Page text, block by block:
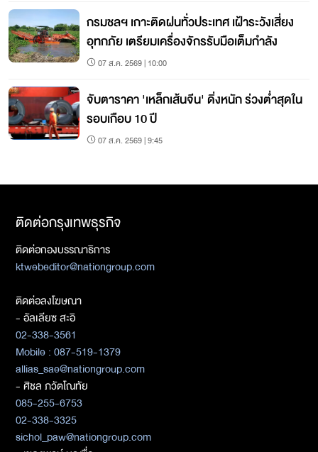
กรมชลฯ เกาะติดฝนทั่วประเทศ เฝ้าระวังเสี่ยง
อุทกภัย เตรียมเครื่องจักรรับมือเต็มกำลัง
07 ส.ค. 2569 | 10:00
จับตาราคา 'เหล็กเส้นจีน' ดิ่งหนัก ร่วงต่ำสุดใน
รอบเกือบ 10 ปี
07 ส.ค. 2569 | 9:45
ติดต่อกรุงเทพธุรกิจ
ติดต่อกองบรรณาธิการ
ktwebeditor@nationgroup.com
ติดต่อลงโฆษณา
- อัลเลียซ สะอิ
02-338-3561
Mobile : 087-519-1379
allias_sae@nationgroup.com
- ศิชล ภวัตโณทัย
085-255-6753
02-338-3325
sichol_paw@nationgroup.com